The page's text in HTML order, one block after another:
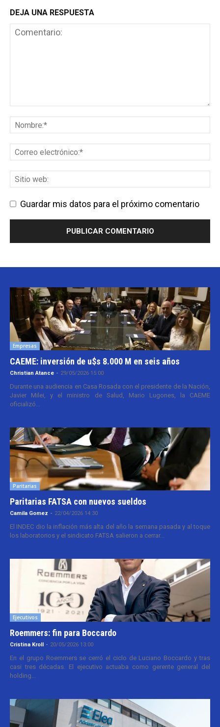
DEJA UNA RESPUESTA
Guardar mis datos para el próximo comentario
Empresas
CAEME: inversión de u$s 8.000 M en seis años
Christian Atance - 29/05/2026 15:00
Durante una audiencia en Casa Rosada con el presidente de la Nación,
Javier Milei, y el ministro de Salud, Mario Lugones, la CAEME
oficializó...
Paritarias
Paritarias FATSA con nuevos sueldos
Camila Gomez - 22/04/2026 14:30
El INDEC dio la inflación más alta del año la semana pasada y al toque
los laboratorios y el sindicato FATSA salieron a cerrar...
Ejecutivos
Roemmers: fin para Boccardo
Cristina Kroll - 20/05/2026 13:00
En el grupo Roemmers se cerró el ciclo de Luciano Boccardo y tras
casi tres décadas. El ejecutivo actuaba como gerente general del
holding...